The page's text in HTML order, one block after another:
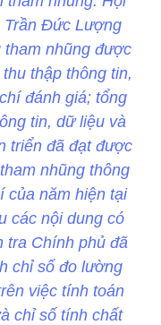
Trần Đức Lượng
tham nhũng được
thập thông tin,
đánh giá; tổng
tin, dữ liệu và
triển đã đạt được
nhũng thông
của năm hiện tại
các nội dung có
tra Chính phủ đã
chỉ số đo lường
việc tính toán
chỉ số tính chất